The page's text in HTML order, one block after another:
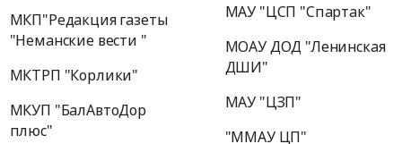
МКП"Редакция газеты
"Неманские вести "
МКТРП "Корлики"
МКУП "БалАвтоДор
плюс"
МАУ "ЦСП "Спартак"
МОАУ ДОД "Ленинская
ДШИ"
МАУ "ЦЗП"
"ММАУ ЦП"